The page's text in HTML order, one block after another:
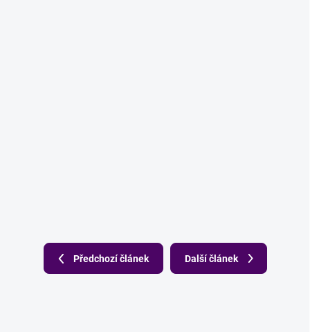
Předchozí článek Další článek